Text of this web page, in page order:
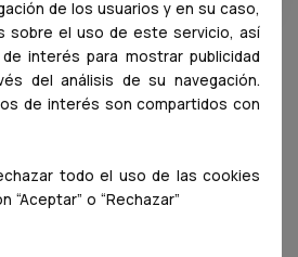
salvajes
de los usuarios y en su caso,
sobre el uso de este servicio, así
interés para mostrar publicidad
del análisis de su navegación.
de interés son compartidos con
todo el uso de las cookies
“Aceptar” o “Rechazar”